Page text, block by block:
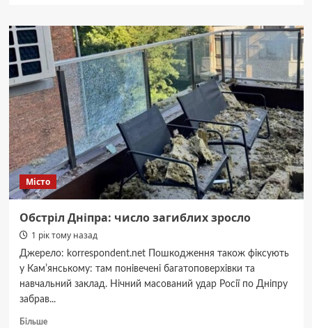
Дніпрі
прогриміли
вибухи
Місто
Обстріл Дніпра: число загиблих зросло
1 рік тому назад
Джерело: korrespondent.net Пошкодження також фіксують
у Камʼянському: там понівечені багатоповерхівки та
навчальний заклад. Нічний масований удар Росії по Дніпру
забрав...
БільшеДокладніше